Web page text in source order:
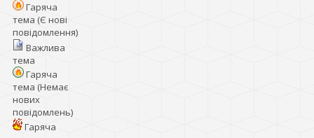
Гаряча
тема (Є нові
повідомлення)
Важлива
тема
Гаряча
тема (Немає
нових
повідомлень)
Гаряча